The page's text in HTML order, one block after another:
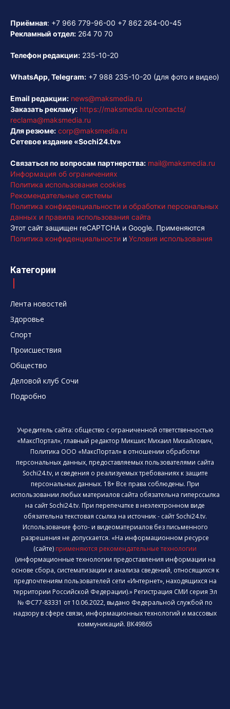
Приёмная: +7 966 779-96-00 +7 862 264-00-45
Рекламный отдел: 264 70 70
Телефон редакции: 235-10-20
WhatsApp, Telegram: +7 988 235-10-20 (для фото и видео)
Email редакции: news@maksmedia.ru
Заказать рекламу: https://maksmedia.ru/contacts/
reclama@maksmedia.ru
Для резюме: corp@maksmedia.ru
Сетевое издание «Sochi24.tv»
Связаться по вопросам партнерства: mail@maksmedia.ru
Информация об ограничениях
Политика использования cookies
Рекомендательные системы
Политика конфиденциальности и обработки персональных
данных и правила использования сайта
Этот сайт защищен reCAPTCHA и Google. Применяются
Политика конфиденциальности и Условия использования
Категории
Лента новостей
Здоровье
Спорт
Происшествия
Общество
Деловой клуб Сочи
Подробно
Учредитель сайта: общество с ограниченной ответственностью
«МаксПортал», главный редактор Микшис Михаил Михайлович,
Политика ООО «МаксПортал» в отношении обработки
персональных данных, предоставляемых пользователями сайта
Sochi24.tv, и сведения о реализуемых требованиях к защите
персональных данных. 18+ Все права соблюдены. При
использовании любых материалов сайта обязательна гиперссылка
на сайт Sochi24.tv. При перепечатке в неэлектронном виде
обязательна текстовая ссылка на источник - сайт Sochi24.tv.
Использование фото- и видеоматериалов без письменного
разрешения не допускается. «На информационном ресурсе
(сайте) применяются рекомендательные технологии
(информационные технологии предоставления информации на
основе сбора, систематизации и анализа сведений, относящихся к
предпочтениям пользователей сети «Интернет», находящихся на
территории Российской Федерации).» Регистрация СМИ серия Эл
№ ФС77-83331 от 10.06.2022, выдано Федеральной службой по
надзору в сфере связи, информационных технологий и массовых
коммуникаций. ВК49865